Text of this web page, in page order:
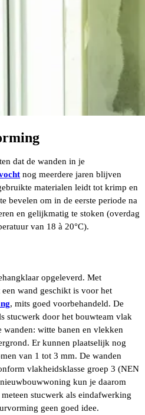
dat de wanden in je
nog meerdere jaren blijven
materialen leidt tot krimp en
bevelen om in de eerste periode na
en gelijkmatig te stoken (overdag
van 18 à 20°C).
opgeleverd. Met
wand geschikt is voor het
, mits goed voorbehandeld. De
stucwerk door het bouwteam vlak
wanden: witte banen en vlekken
Er kunnen plaatselijk nog
van 1 tot 3 mm. De wanden
vlakheidsklasse groep 3 (NEN
kun je daarom
stucwerk als eindafwerking
geen goed idee.